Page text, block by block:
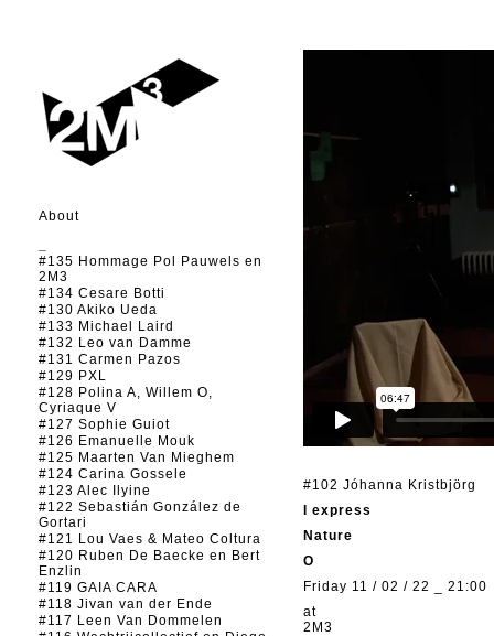
About
#135 Hommage Pol Pauwels en
2M3
#134 Cesare Botti
#130 Akiko Ueda
#133 Michael Laird
#132 Leo van Damme
#131 Carmen Pazos
#129 PXL
#128 Polina A, Willem O,
Cyriaque V
#127 Sophie Guiot
#126 Emanuelle Mouk
#125 Maarten Van Mieghem
#124 Carina Gossele
#123 Alec Ilyine
#122 Sebastián González de
Gortari
#121 Lou Vaes & Mateo Coltura
#120 Ruben De Baecke en Bert
Enzlin
#119 GAIA CARA
#118 Jivan van der Ende
#117 Leen Van Dommelen
#102 Jóhanna Kristbjörg
I express
Nature
O
Friday 11 / 02 / 22 _ 21:00
at
2M3